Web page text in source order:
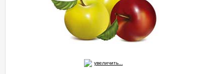
увеличить...